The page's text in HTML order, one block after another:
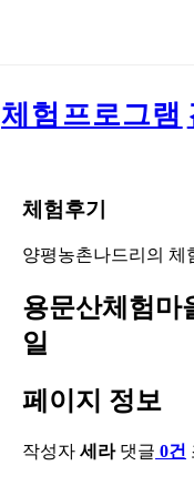
체험프로그램
체험후기
양평농촌나드리의 체
용문산체험마
일
페이지 정보
작성자 세라 댓글 0건